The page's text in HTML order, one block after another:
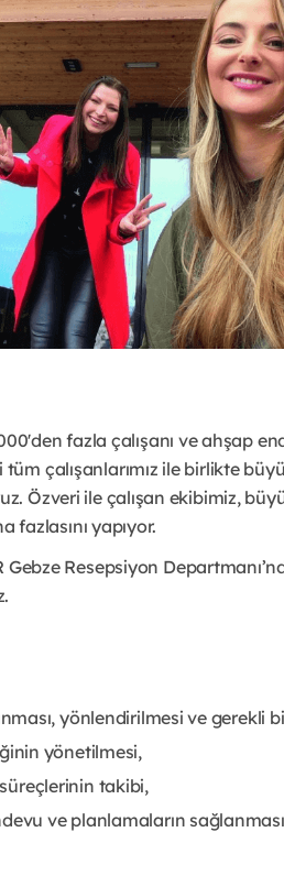
fazla çalışanı ve ahşap
çalışanlarımız ile birlikte
Özveri ile çalışan ekibimiz,
yapıyor.
Resepsiyon
yönlendirilmesi ve gerekli
yönetilmesi,
takibi,
ve planlamaların